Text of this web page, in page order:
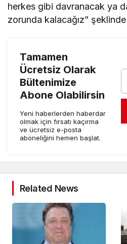
herkes gibi davranacak ya
zorunda kalacağız”
Tamamen
Ücretsiz Olarak
Bültenimize
Abone Olabilirsin
Yeni haberlerden haberdar
olmak için fırsatı kaçırma
ve ücretsiz e-posta
aboneliğini hemen başlat.
Related News